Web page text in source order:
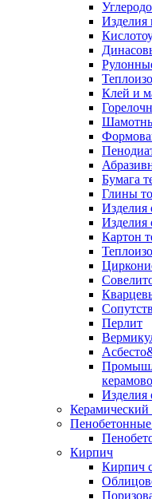
Изделия
Клей и
Бумага
Глины
Картон
Перлит
Кирпич
Кирпич